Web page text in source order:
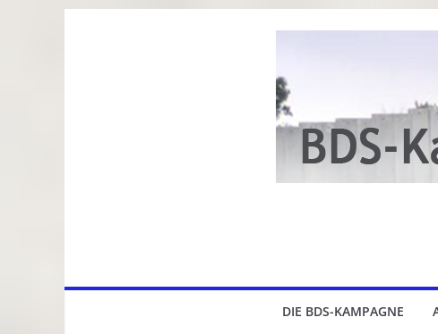
DIE BDS-KAMPAGNE